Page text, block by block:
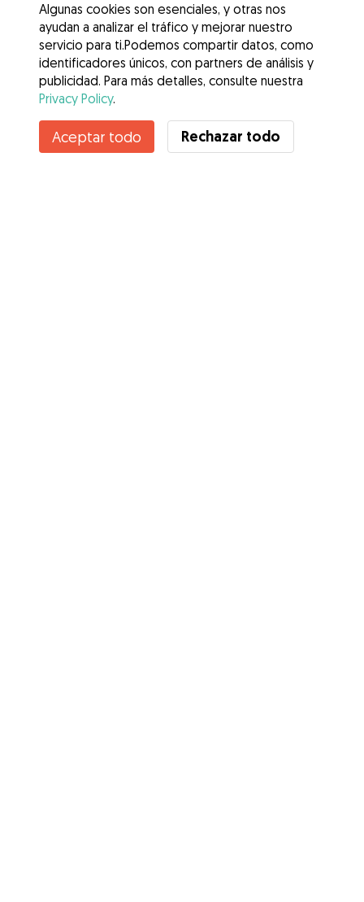
¿Conoces los Beneficios de Gudog? Ver más
Algunas cookies son esenciales, y otras nos
ayudan a analizar el tráfico y mejorar nuestro
servicio para ti.Podemos compartir datos, como
identificadores únicos, con partners de análisis y
publicidad. Para más detalles, consulte nuestra
Privacy Policy.
Aceptar todo Rechazar todo